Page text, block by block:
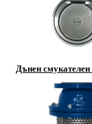
Серия JCR
Серия CK
Серия
Потопяеми
Дънен смукателен